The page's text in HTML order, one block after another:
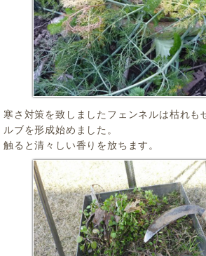
寒さ対策を致しましたフェンネルは枯れも
ルブを形成始めました。
触ると清々しい香りを放ちます。